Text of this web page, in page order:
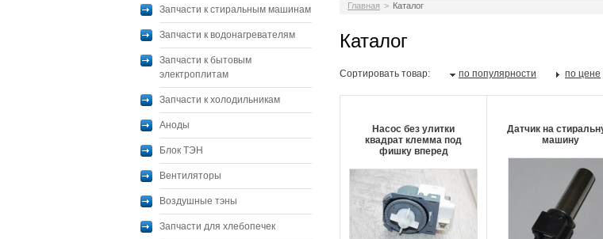
Запчасти к стиральным машинам
Запчасти к водонагревателям
Запчасти к бытовым
электроплитам
Запчасти к холодильникам
Аноды
Блок ТЭН
Вентиляторы
Воздушные тэны
Запчасти для хлебопечек
Главная > Каталог
Каталог
Сортировать товар: по популярности по цене
Насос без улитки
квадрат клемма под
фишку вперед
Датчик на
машину